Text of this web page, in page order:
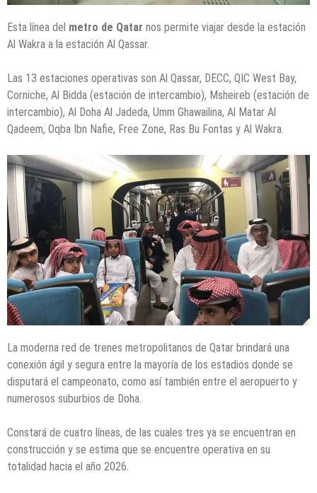
Esta línea del metro de Qatar nos permite viajar desde la estación
Al Wakra a la estación Al Qassar.
Las 13 estaciones operativas son Al Qassar, DECC, QIC West Bay,
Corniche, Al Bidda (estación de intercambio), Msheireb (estación de
intercambio), Al Doha Al Jadeda, Umm Ghawailina, Al Matar Al
Qadeem, Oqba Ibn Nafie, Free Zone, Ras Bu Fontas y Al Wakra.
La moderna red de trenes metropolitanos de Qatar brindará una
conexión ágil y segura entre la mayoría de los estadios donde se
disputará el campeonato, como así también entre el aeropuerto y
numerosos suburbios de Doha.
Constará de cuatro líneas, de las cuales tres ya se encuentran en
construcción y se estima que se encuentre operativa en su
totalidad hacia el año 2026.